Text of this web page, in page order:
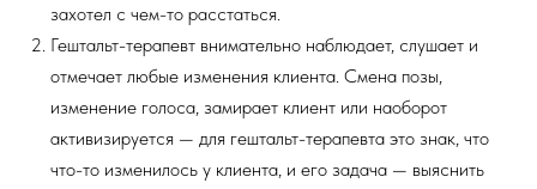
захотел с чем-то расстаться.
Гештальт-терапевт внимательно наблюдает, слушает и
отмечает любые изменения клиента. Смена позы,
изменение голоса, замирает клиент или наоборот
активизируется — для гештальт-терапевта это знак, что
что-то изменилось у клиента, и его задача — выяснить